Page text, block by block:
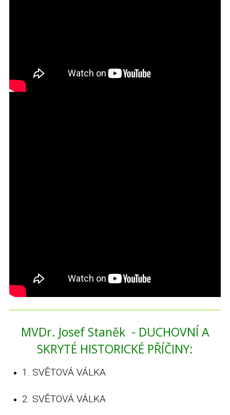
MVDr. Josef Staněk - DUCHOVNÍ A
SKRYTÉ HISTORICKÉ PŘÍČINY:
1. SVĚTOVÁ VÁLKA
2. SVĚTOVÁ VÁLKA